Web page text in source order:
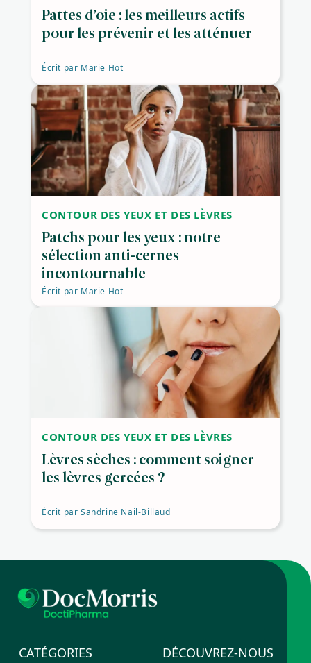
Pattes d’oie : les meilleurs actifs
pour les prévenir et les atténuer
Écrit par Marie Hot
CONTOUR DES YEUX ET DES LÈVRES
Patchs pour les yeux : notre
sélection anti-cernes
incontournable
Écrit par Marie Hot
CONTOUR DES YEUX ET DES LÈVRES
Lèvres sèches : comment soigner
les lèvres gercées ?
Écrit par Sandrine Nail-Billaud
CATÉGORIES DÉCOUVREZ-NOUS